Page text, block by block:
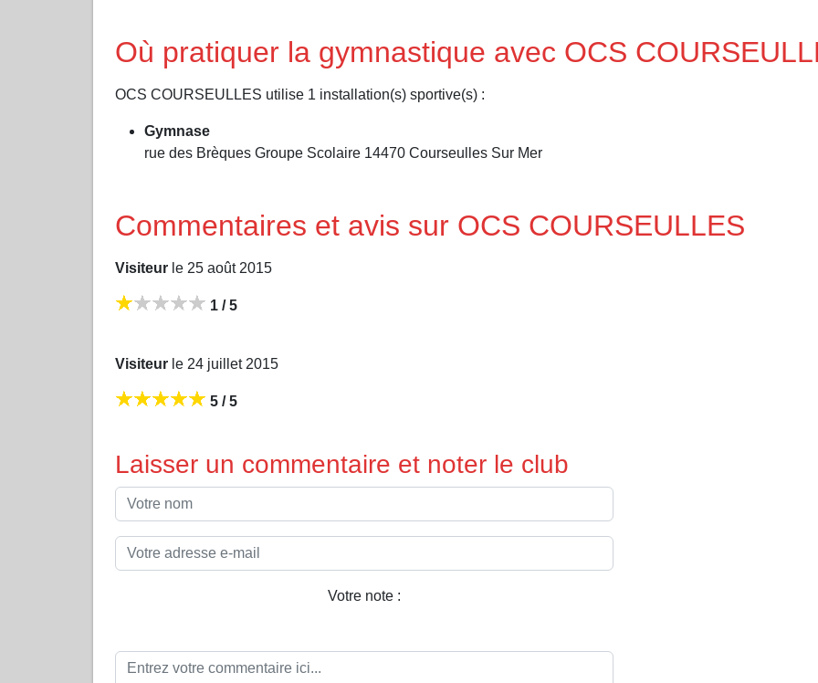
Où pratiquer la gymnastique avec OCS
OCS COURSEULLES utilise 1 installation(s) sportive(s) :
Gymnase
rue des Brèques Groupe Scolaire 14470 Courseulles Sur Mer
Commentaires et avis sur OCS COURSEULLES
Visiteur le 25 août 2015
1 / 5
Visiteur le 24 juillet 2015
5 / 5
Laisser un commentaire et noter le club
Votre note :